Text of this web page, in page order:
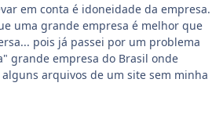
em conta é idoneidade da empresa.
uma grande empresa é melhor que
pois já passei por um problema
grande empresa do Brasil onde
arquivos de um site sem minha